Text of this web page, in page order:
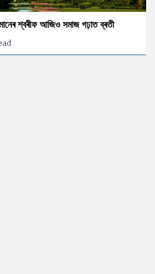
শ্বৰীফ আজিও সমাজ গঢ়াত ব্ৰতী